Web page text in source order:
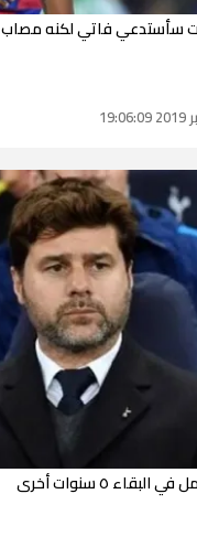
سأستدعي فاتي لكنه مصاب
٥ سنوات أخرى